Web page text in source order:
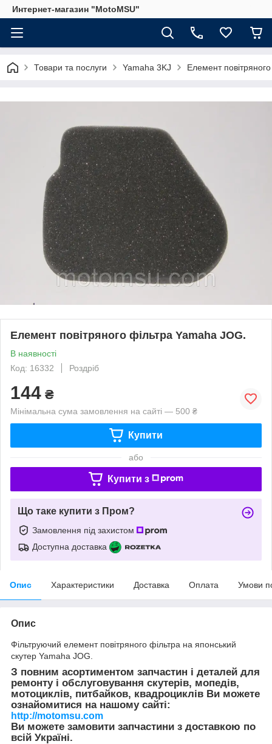
Интернет-магазин "MotoMSU"
Товари та послуги Yamaha 3KJ Елемент
Елемент повітряного фільтра Yamaha JOG.
В наявності
Код: 16332
Роздріб
144 ₴
Мінімальна сума замовлення на сайті — 500 ₴
Купити
або
Купити з
Що таке купити з Пром?
Замовлення під захистом
Доступна доставка
Опис Характеристики Доставка Оплата Умови
Опис
Фільтруючий елемент повітряного фільтра на японський
скутер Yamaha JOG.
З повним асортиментом запчастин і деталей для
ремонту і обслуговування скутерів, мопедів,
мотоциклів, питбайков, квадроциклів Ви можете
ознайомитися на нашому сайті:
http://motomsu.com
Ви можете замовити запчастини з доставкою по
всій Україні.